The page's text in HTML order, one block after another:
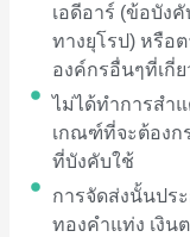
เอดีอาร์ (ข้อบัง
ทางยุโรป) หรือ
องค์กรอื่นๆที่เกี่
ไม่ได้ทำการสำแ
เกณฑ์ที่จะต้องก
ที่บังคับใช้
การจัดส่งนั้นปร
ทองคำแท่ง เงิน